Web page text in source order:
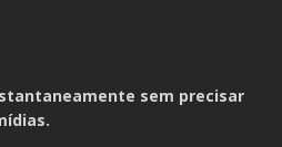
sem precisar